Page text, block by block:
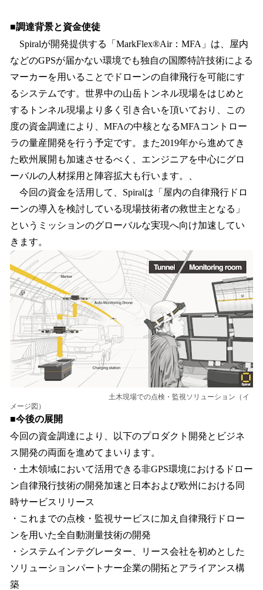
■調達背景と資金使徒
Spiralが開発提供する「MarkFlex®Air：MFA」は、屋内
などのGPSが届かない環境でも独自の国際特許技術による
マーカーを用いることでドローンの自律飛行を可能にす
るシステムです。世界中の山岳トンネル現場をはじめと
するトンネル現場より多く引き合いを頂いており、この
度の資金調達により、MFAの中核となるMFAコントロー
ラの量産開発を行う予定です。また2019年から進めてき
た欧州展開も加速させるべく、エンジニアを中心にグロ
ーバルの人材採用と陣容拡大も行います。、
今回の資金を活用して、Spiralは「屋内の自律飛行ドロ
ーンの導入を検討している現場技術者の救世主となる」
というミッションのグローバルな実現へ向け加速してい
きます。
土木現場での点検・監視ソリューション（イ
メージ図）
■今後の展開
今回の資金調達により、以下のプロダクト開発とビジネ
ス開発の両面を進めてまいります。
・土木領域において活用できる非GPS環境におけるドロー
ン自律飛行技術の開発加速と日本および欧州における同
時サービスリリース
・これまでの点検・監視サービスに加え自律飛行ドロー
ンを用いた全自動測量技術の開発
・システムインテグレーター、リース会社を初めとした
ソリューションパートナー企業の開拓とアライアンス構
築